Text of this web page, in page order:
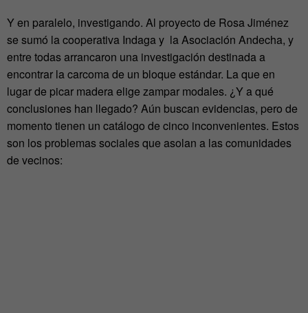
Y en paralelo, investigando. Al proyecto de Rosa Jiménez
se sumó la cooperativa Indaga y la Asociación Andecha, y
entre todasarrancaron una investigación destinada a
encontrar la carcoma de un bloque estándar. La que en
lugar de picar madera elige zampar modales. ¿Y a qué
conclusiones han llegado? Aún buscan evidencias, pero de
momento tienen un catálogo de cinco inconvenientes. Estos
son los problemas sociales que asolan a las comunidades
de vecinos: